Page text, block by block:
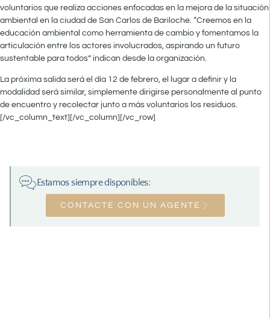
voluntarios que realiza acciones enfocadas en la mejora de la situación
ambiental en la ciudad de San Carlos de Bariloche. “Creemos en la
educación ambiental como herramienta de cambio y fomentamos la
articulación entre los actores involucrados, aspirando un futuro
sustentable para todos” indican desde la organización.
La próxima salida será el día 12 de febrero, el lugar a definir y la
modalidad será similar, simplemente dirigirse personalmente al punto
de encuentro y recolectar junto a más voluntarios los residuos.
[/vc_column_text][/vc_column][/vc_row]
Estamos siempre disponibles:
CONTACTE CON UN AGENTE